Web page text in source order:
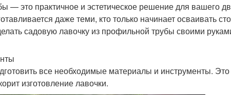
— это практичное и эстетическое решение для вашего
даже теми, кто только начинает осваивать
садовую лавочку из профильной трубы своими
все необходимые материалы и инструменты.
изготовление лавочки.